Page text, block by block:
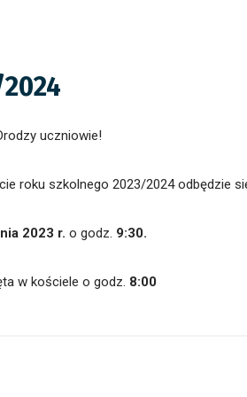
uczniowie!
roku szkolnego 2023/2024 odbędzie
2023 r. o godz. 9:30.
w kościele o godz. 8:00